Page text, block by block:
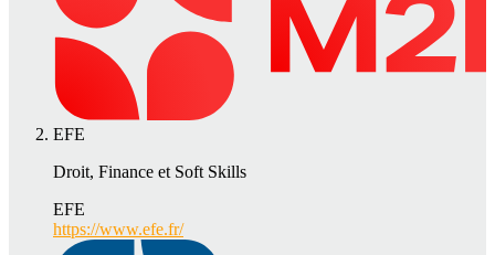
EFE
Droit, Finance et Soft Skills
EFE
https://www.efe.fr/